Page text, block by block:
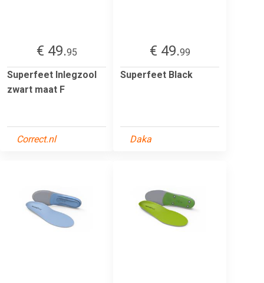
€ 49.95
Superfeet Inlegzool
zwart maat F
Correct.nl
€ 49.99
Superfeet Black
Daka